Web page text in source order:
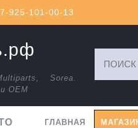
925-101-00-13
Sorea.
и ОЕМ
ГЛАВНАЯ